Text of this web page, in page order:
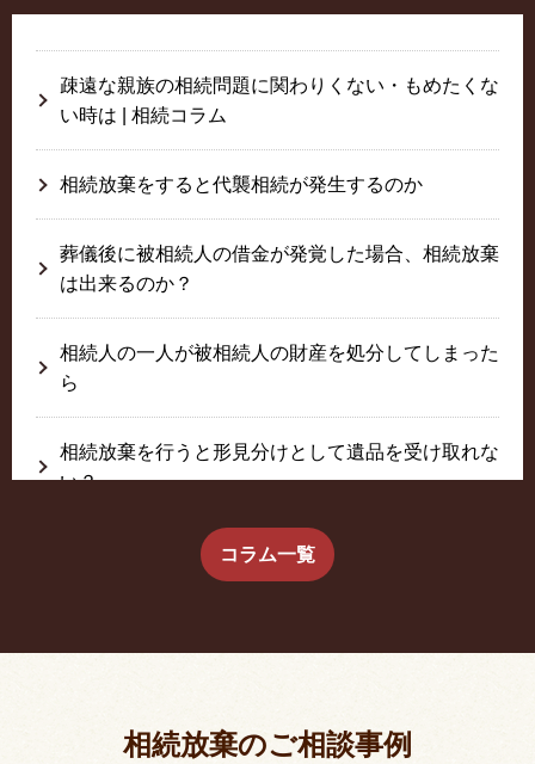
疎遠な親族の相続問題に関わりくない・もめたくな
い時は | 相続コラム
相続放棄をすると代襲相続が発生するのか
葬儀後に被相続人の借金が発覚した場合、相続放棄
は出来るのか？
相続人の一人が被相続人の財産を処分してしまった
ら
相続放棄を行うと形見分けとして遺品を受け取れな
い？
生前に相続放棄すると約束した念書は有効か？
コラム一覧
相続放棄のご相談事例